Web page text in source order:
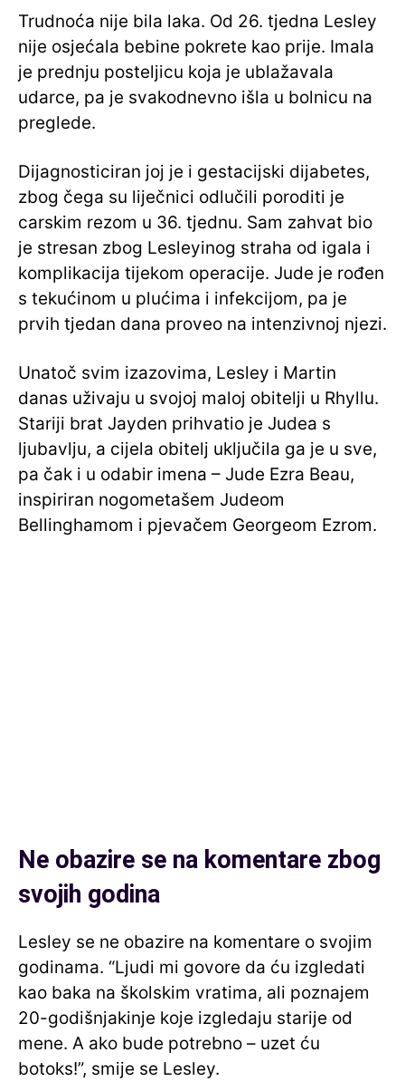
Trudnoća nije bila laka. Od 26. tjedna Lesley
nije osjećala bebine pokrete kao prije. Imala
je prednju posteljicu koja je ublažavala
udarce, pa je svakodnevno išla u bolnicu na
preglede.
Dijagnosticiran joj je i gestacijski dijabetes,
zbog čega su liječnici odlučili poroditi je
carskim rezom u 36. tjednu. Sam zahvat bio
je stresan zbog Lesleyinog straha od igala i
komplikacija tijekom operacije. Jude je rođen
s tekućinom u plućima i infekcijom, pa je
prvih tjedan dana proveo na intenzivnoj njezi.
Unatoč svim izazovima, Lesley i Martin
danas uživaju u svojoj maloj obitelji u Rhyllu.
Stariji brat Jayden prihvatio je Judea s
ljubavlju, a cijela obitelj uključila ga je u sve,
pa čak i u odabir imena – Jude Ezra Beau,
inspiriran nogometašem Judeom
Bellinghamom i pjevačem Georgeom Ezrom.
Ne obazire se na komentare zbog
svojih godina
Lesley se ne obazire na komentare o svojim
godinama. “Ljudi mi govore da ću izgledati
kao baka na školskim vratima, ali poznajem
20-godišnjakinje koje izgledaju starije od
mene. A ako bude potrebno – uzet ću
botoks!”, smije se Lesley.